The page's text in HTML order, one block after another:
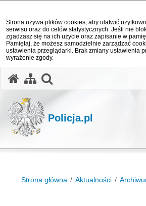
Strona używa plików cookies, aby ułatwić
serwisu oraz do celów statystycznych. Jeśli nie
zgadzasz się na ich użycie oraz zapisanie w
Pamiętaj, że możesz samodzielnie zarządzać
ustawienia przeglądarki. Brak zmiany ustawienia
wyrażenie zgody.
Policja.pl
Strona główna Aktualności